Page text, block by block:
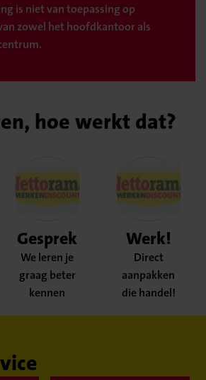
is niet van toepassing op
zowel het hoofdkantoor als
hoe werkt dat?
Gesprek
We leren je
graag beter
kennen
Werk!
Direct
aanpakken
die handel!